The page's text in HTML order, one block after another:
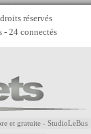
réservés
- 24 connectés
et gratuite - StudioLeBus